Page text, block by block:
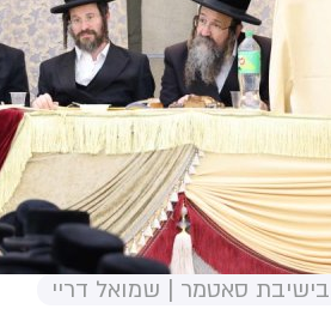
בישיבת סאטמר | שמואל דריי